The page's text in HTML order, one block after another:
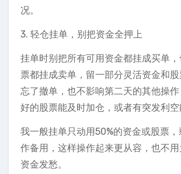
况。
3. 轻仓挂单，别把资金全押上
挂单时别把所有可用资金都挂成买单
票都挂成卖单，留一部分灵活资金和
忘了撤单，也不影响第二天的其他操
好的股票能及时加仓，或者有突发利空
我一般挂单只动用50%的资金或股票，
作备用，这样操作起来更从容，也不
资金发愁。